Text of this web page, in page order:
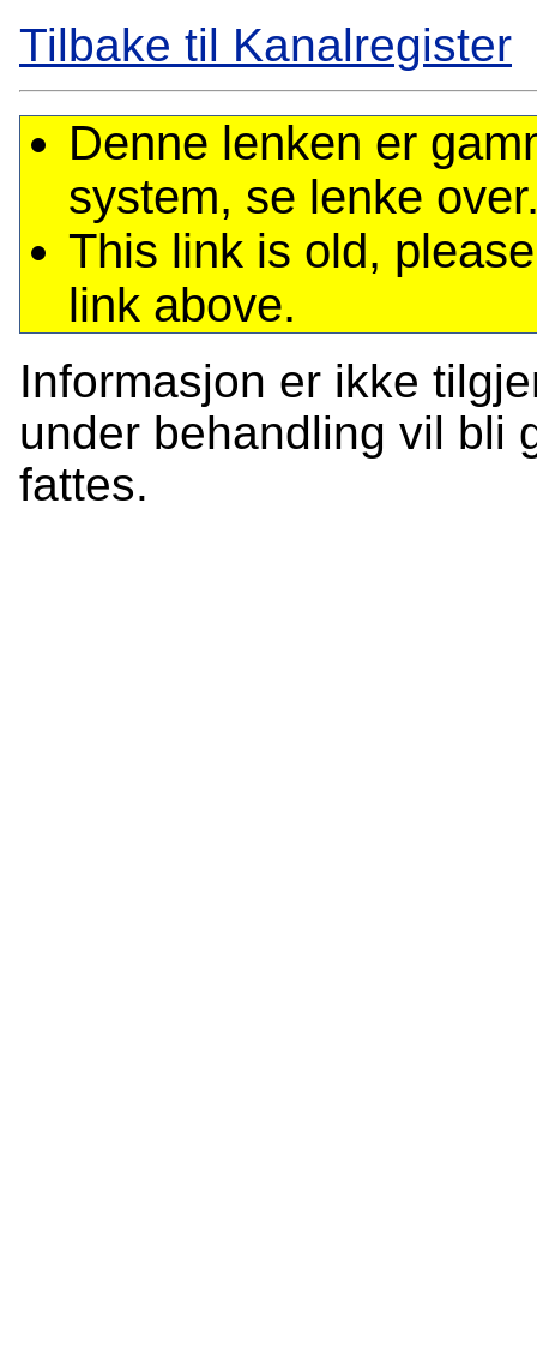
Tilbake til Kanalregister
Denne lenken er
system, se lenke
This link is old,
link above.
Informasjon er ikke
under behandling vil bli
fattes.